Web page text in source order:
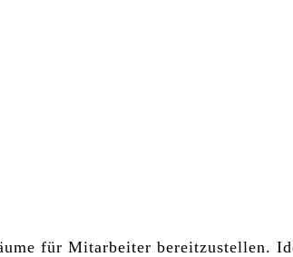
für Mitarbeiter bereitzustellen.